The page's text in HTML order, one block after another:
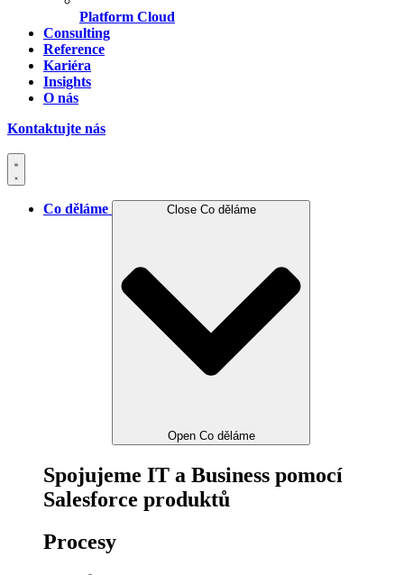
Platform Cloud
Consulting
Reference
Kariéra
Insights
O nás
Kontaktujte nás
Co děláme Close Co děláme
Open Co děláme
Spojujeme IT a Business pomocí
Salesforce produktů
Procesy